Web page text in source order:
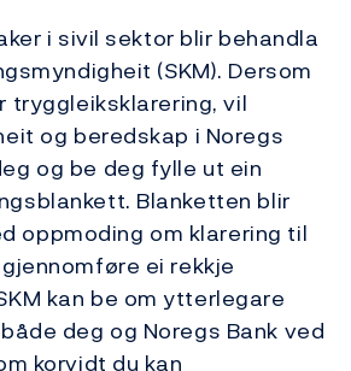
i sivil sektor blir behandla
(SKM). Dersom
tryggleiksklarering, vil
og beredskap i Noregs
og be deg fylle ut ein
Blanketten blir
oppmoding om klarering til
ei rekkje
kan be om ytterlegare
deg og Noregs Bank ved
korvidt du kan